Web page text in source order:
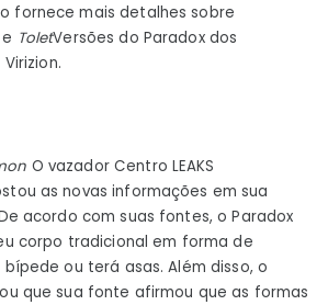
fornece mais detalhes sobre
e ToletVersões do Paradox dos
O vazador Centro LEAKS
as novas informações em sua
acordo com suas fontes, o Paradox
corpo tradicional em forma de
ou terá asas. Além disso, o
que sua fonte afirmou que as formas